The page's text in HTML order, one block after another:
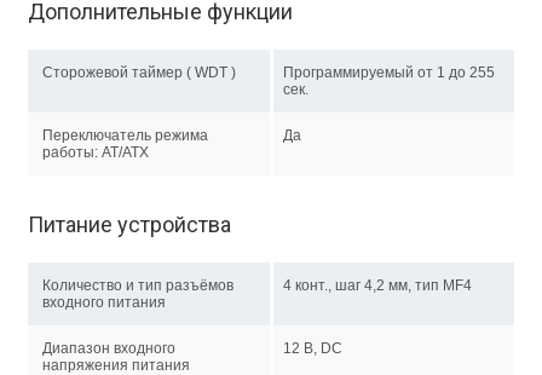
Дополнительные функции
Сторожевой таймер ( WDT )
Программируемый от 1 до 255
сек.
Переключатель режима
работы: AT/ATX
Да
Питание устройства
Количество и тип разъёмов
входного питания
4 конт., шаг 4,2 мм, тип MF4
Диапазон входного
напряжения питания
12 В, DC